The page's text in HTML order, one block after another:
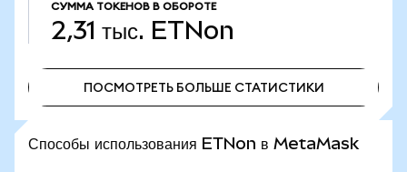
СУММА ТОКЕНОВ В ОБОРОТЕ
2,31 тыс. ETNon
ПОСМОТРЕТЬ БОЛЬШЕ СТАТИСТИКИ
Способы использования ETNon в MetaMask